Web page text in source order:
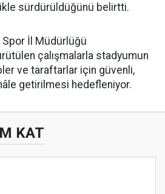
sürdürüldüğünü belirtti.
Spor İl Müdürlüğü
çalışmalarla stadyumun
ve taraftarlar için güvenli,
getirilmesi hedefleniyor.
KAT